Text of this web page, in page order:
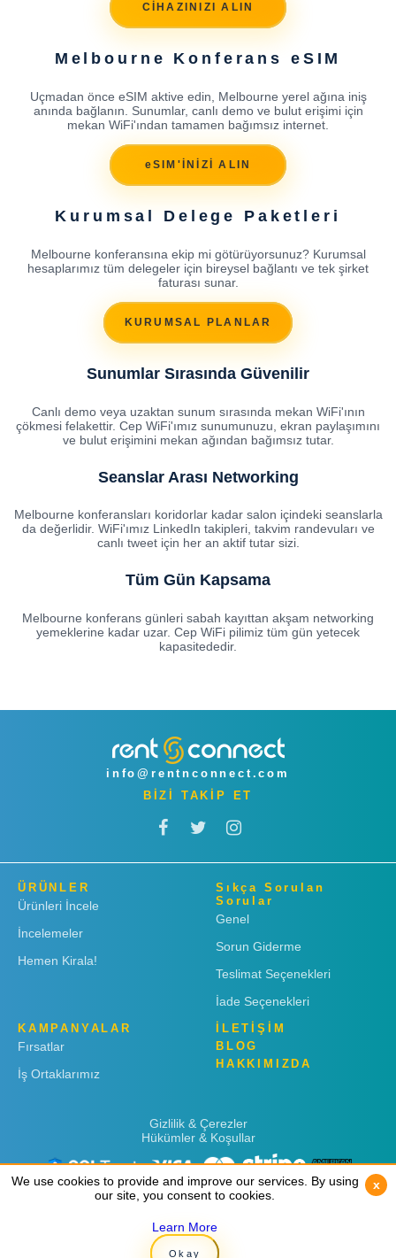
CİHAZINIZI ALIN
Melbourne Konferans eSIM
Uçmadan önce eSIM aktive edin, Melbourne yerel ağına iniş
anında bağlanın. Sunumlar, canlı demo ve bulut erişimi için
mekan WiFi'ından tamamen bağımsız internet.
eSIM'İNİZİ ALIN
Kurumsal Delege Paketleri
Melbourne konferansına ekip mi götürüyorsunuz? Kurumsal
hesaplarımız tüm delegeler için bireysel bağlantı ve tek şirket
faturası sunar.
KURUMSAL PLANLAR
Sunumlar Sırasında Güvenilir
Canlı demo veya uzaktan sunum sırasında mekan WiFi'ının
çökmesi felakettir. Cep WiFi'ımız sunumunuzu, ekran paylaşımını
ve bulut erişimini mekan ağından bağımsız tutar.
Seanslar Arası Networking
Melbourne konferansları koridorlar kadar salon içindeki seanslarla
da değerlidir. WiFi'ımız LinkedIn takipleri, takvim randevuları ve
canlı tweet için her an aktif tutar sizi.
Tüm Gün Kapsama
Melbourne konferans günleri sabah kayıttan akşam networking
yemeklerine kadar uzar. Cep WiFi pilimiz tüm gün yetecek
kapasitededir.
info@rentnconnect.com
BİZİ TAKİP ET
ÜRÜNLER
Ürünleri İncele
İncelemeler
Hemen Kirala!
Sıkça Sorulan
Sorular
Genel
Sorun Giderme
Teslimat Seçenekleri
İade Seçenekleri
KAMPANYALAR
Fırsatlar
İş Ortaklarımız
İLETİŞİM
BLOG
HAKKIMIZDA
Gizlilik & Çerezler
Hükümler & Koşullar
Copyright © 2019 Rent 'n Connect
We use cookies to provide and improve our services. By using
our site, you consent to cookies.
Learn More
Okay
x
We use cookies to provide and improve our services. By using
our site, you consent to cookies.
Learn More
Okay
x